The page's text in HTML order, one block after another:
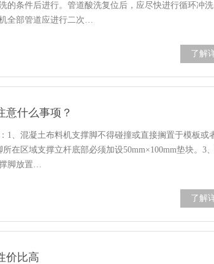
的条件后进行。管道酸洗复位后，应尽快进行循环冲
全部管道应进行二次…
了解
意什么事项？
1、混凝土布料机支撑脚不得碰撞或直接搁置于模板或
在区域支撑立杆底部必须加设50mm×100mm垫块。3
脚放置…
了解
价比高